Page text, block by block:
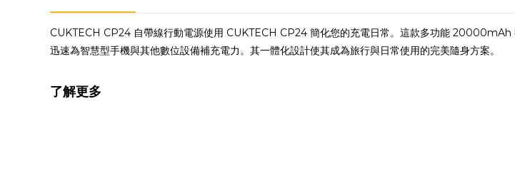
CUKTECH CP24 自帶線行動電源使用 CUKTECH CP24 簡化您的充電日常。這款多功能
迅速為智慧型手機與其他數位設備補充電力。其一體化設計使其成為旅行與日常使用的完美隨身方案。
了解更多